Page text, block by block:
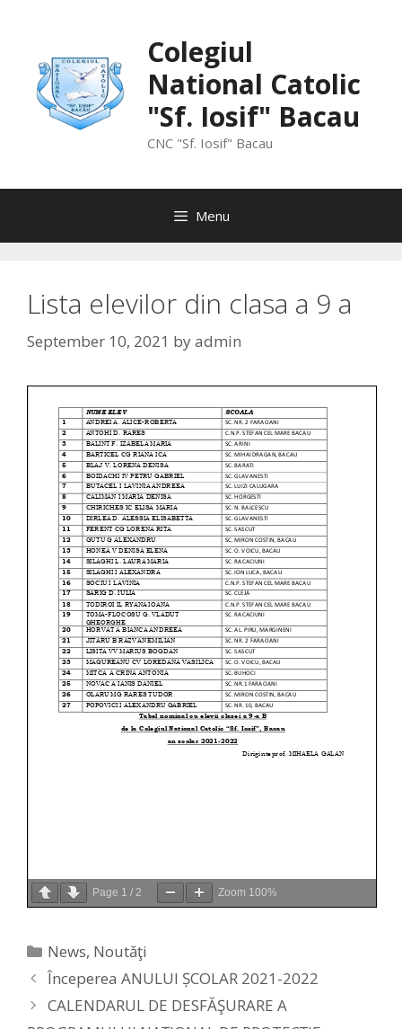
content
Colegiul
National Catolic
"Sf. Iosif" Bacau
CNC "Sf. Iosif" Bacau
Menu
Lista elevilor din clasa a 9 a
September 10, 2021 byadmin
Page 1 / 2 Zoom 100%
Categories
News, Noutăţi
Începerea ANULUI ȘCOLAR 2021-2022
CALENDARUL DE DESFĂŞURARE A